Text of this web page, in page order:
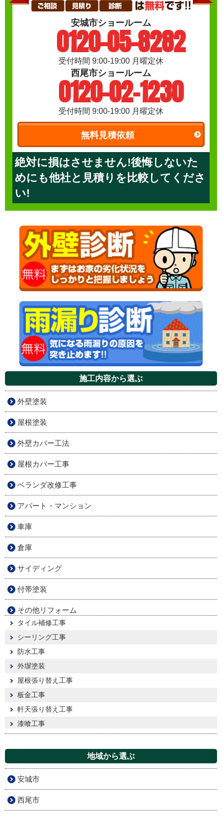
安城市ショールーム
0120-05-8282
受付時間 9:00-19:00 月曜定休
西尾市ショールーム
0120-02-1230
受付時間 9:00-19:00 月曜定休
無料見積依頼
絶対に損はさせません!後悔しないた
めにも他社と見積りを比較してくださ
い!
施工内容から選ぶ
外壁塗装
屋根塗装
外壁カバー工法
屋根カバー工事
ベランダ改修工事
アパート・マンション
車庫
倉庫
サイディング
付帯塗装
その他リフォーム
タイル補修工事
シーリング工事
防水工事
外塀塗装
屋根張り替え工事
板金工事
軒天張り替え工事
漆喰工事
地域から選ぶ
安城市
西尾市